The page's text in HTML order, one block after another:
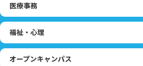
医療事務
福祉・心理
オープンキャンパス